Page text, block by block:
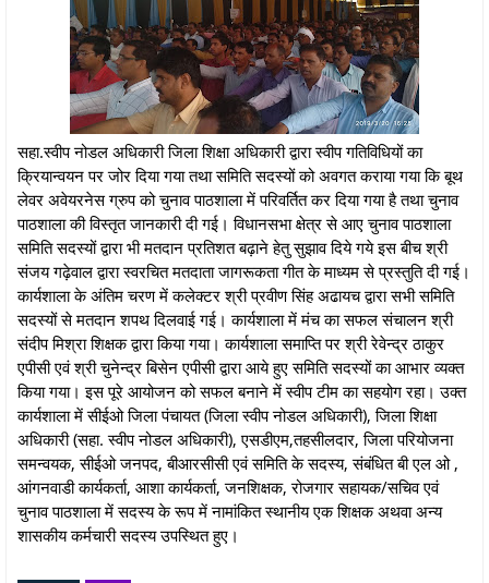
सहा.स्वीप नोडल अधिकारी जिला शिक्षा अधिकारी द्वारा स्वीप गतिविधियों का
क्रियान्वयन पर जोर दिया गया तथा समिति सदस्यों को अवगत कराया गया कि बूथ
लेवर अवेयरनेस ग्रुप को चुनाव पाठशाला में परिवर्तित कर दिया गया है तथा चुनाव
पाठशाला की विस्तृत जानकारी दी गई। विधानसभा क्षेत्र से आए चुनाव पाठशाला
समिति सदस्यों द्वारा भी मतदान प्रतिशत बढ़ाने हेतु सुझाव दिये गये इस बीच श्री
संजय गढ़ेवाल द्वारा स्वरचित मतदाता जागरूकता गीत के माध्यम से प्रस्तुति दी गई।
कार्यशाला के अंतिम चरण में कलेक्टर श्री प्रवीण सिंह अढायच द्वारा सभी समिति
सदस्यों से मतदान शपथ दिलवाई गई। कार्यशाला में मंच का सफल संचालन श्री
संदीप मिश्रा शिक्षक द्वारा किया गया। कार्यशाला समाप्ति पर श्री रेवेन्द्र ठाकुर
एपीसी एवं श्री चुनेन्द्र बिसेन एपीसी द्वारा आये हुए समिति सदस्यों का आभार व्यक्त
किया गया। इस पूरे आयोजन को सफल बनाने में स्वीप टीम का सहयोग रहा। उक्त
कार्यशाला में सीईओ जिला पंचायत (जिला स्वीप नोडल अधिकारी), जिला शिक्षा
अधिकारी (सहा. स्वीप नोडल अधिकारी), एसडीएम,तहसीलदार, जिला परियोजना
समन्वयक, सीईओ जनपद, बीआरसीसी एवं समिति के सदस्य, संबंधित बी एल ओ ,
आंगनवाडी कार्यकर्ता, आशा कार्यकर्ता, जनशिक्षक, रोजगार सहायक/सचिव एवं
चुनाव पाठशाला में सदस्य के रूप में नामांकित स्थानीय एक शिक्षक अथवा अन्य
शासकीय कर्मचारी सदस्य उपस्थित हुए।